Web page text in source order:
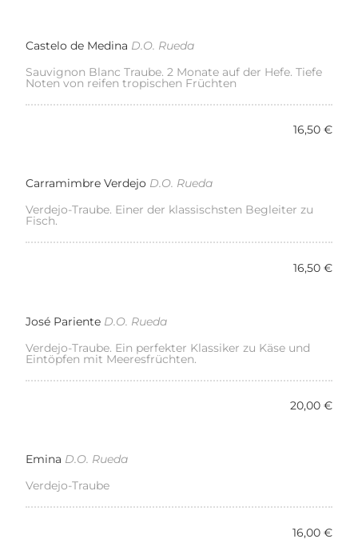
Castelo de Medina D.O. Rueda
Sauvignon Blanc Traube. 2 Monate auf der Hefe. Tiefe
Noten von reifen tropischen Früchten
16,50 €
Carramimbre Verdejo D.O. Rueda
Verdejo-Traube. Einer der klassischsten Begleiter zu
Fisch.
16,50 €
José Pariente D.O. Rueda
Verdejo-Traube. Ein perfekter Klassiker zu Käse und
Eintöpfen mit Meeresfrüchten.
20,00 €
Emina D.O. Rueda
Verdejo-Traube
16,00 €